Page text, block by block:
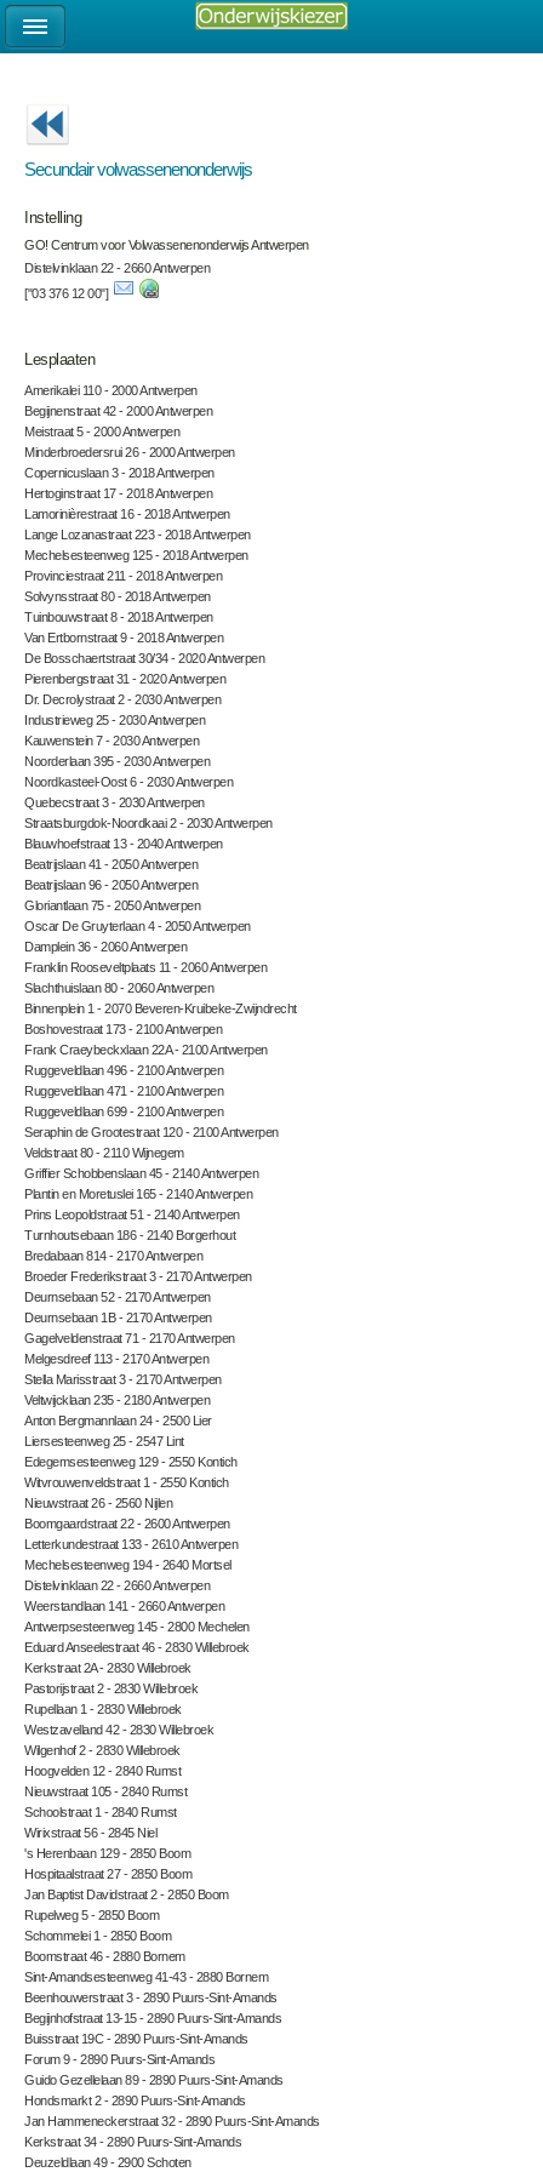
Secundair volwassenenonderwijs
Instelling
GO! Centrum voor Volwassenenonderwijs Antwerpen
Distelvinklaan 22 - 2660 Antwerpen
["03 376 12 00"]
Lesplaaten
Amerikalei 110 - 2000 Antwerpen
Begijnenstraat 42 - 2000 Antwerpen
Meistraat 5 - 2000 Antwerpen
Minderbroedersrui 26 - 2000 Antwerpen
Copernicuslaan 3 - 2018 Antwerpen
Hertoginstraat 17 - 2018 Antwerpen
Lamorinièrestraat 16 - 2018 Antwerpen
Lange Lozanastraat 223 - 2018 Antwerpen
Mechelsesteenweg 125 - 2018 Antwerpen
Provinciestraat 211 - 2018 Antwerpen
Solvynsstraat 80 - 2018 Antwerpen
Tuinbouwstraat 8 - 2018 Antwerpen
Van Ertbornstraat 9 - 2018 Antwerpen
De Bosschaertstraat 30/34 - 2020 Antwerpen
Pierenbergstraat 31 - 2020 Antwerpen
Dr. Decrolystraat 2 - 2030 Antwerpen
Industrieweg 25 - 2030 Antwerpen
Kauwenstein 7 - 2030 Antwerpen
Noorderlaan 395 - 2030 Antwerpen
Noordkasteel-Oost 6 - 2030 Antwerpen
Quebecstraat 3 - 2030 Antwerpen
Straatsburgdok-Noordkaai 2 - 2030 Antwerpen
Blauwhoefstraat 13 - 2040 Antwerpen
Beatrijslaan 41 - 2050 Antwerpen
Beatrijslaan 96 - 2050 Antwerpen
Gloriantlaan 75 - 2050 Antwerpen
Oscar De Gruyterlaan 4 - 2050 Antwerpen
Damplein 36 - 2060 Antwerpen
Franklin Rooseveltplaats 11 - 2060 Antwerpen
Slachthuislaan 80 - 2060 Antwerpen
Binnenplein 1 - 2070 Beveren-Kruibeke-Zwijndrecht
Boshovestraat 173 - 2100 Antwerpen
Frank Craeybeckxlaan 22A - 2100 Antwerpen
Ruggeveldlaan 496 - 2100 Antwerpen
Ruggeveldlaan 471 - 2100 Antwerpen
Ruggeveldlaan 699 - 2100 Antwerpen
Seraphin de Grootestraat 120 - 2100 Antwerpen
Veldstraat 80 - 2110 Wijnegem
Griffier Schobbenslaan 45 - 2140 Antwerpen
Plantin en Moretuslei 165 - 2140 Antwerpen
Prins Leopoldstraat 51 - 2140 Antwerpen
Turnhoutsebaan 186 - 2140 Borgerhout
Bredabaan 814 - 2170 Antwerpen
Broeder Frederikstraat 3 - 2170 Antwerpen
Deurnsebaan 52 - 2170 Antwerpen
Deurnsebaan 1B - 2170 Antwerpen
Gagelveldenstraat 71 - 2170 Antwerpen
Melgesdreef 113 - 2170 Antwerpen
Stella Marisstraat 3 - 2170 Antwerpen
Veltwijcklaan 235 - 2180 Antwerpen
Anton Bergmannlaan 24 - 2500 Lier
Liersesteenweg 25 - 2547 Lint
Edegemsesteenweg 129 - 2550 Kontich
Witvrouwenveldstraat 1 - 2550 Kontich
Nieuwstraat 26 - 2560 Nijlen
Boomgaardstraat 22 - 2600 Antwerpen
Letterkundestraat 133 - 2610 Antwerpen
Mechelsesteenweg 194 - 2640 Mortsel
Distelvinklaan 22 - 2660 Antwerpen
Weerstandlaan 141 - 2660 Antwerpen
Antwerpsesteenweg 145 - 2800 Mechelen
Eduard Anseelestraat 46 - 2830 Willebroek
Kerkstraat 2A - 2830 Willebroek
Pastorijstraat 2 - 2830 Willebroek
Rupellaan 1 - 2830 Willebroek
Westzavelland 42 - 2830 Willebroek
Wilgenhof 2 - 2830 Willebroek
Hoogvelden 12 - 2840 Rumst
Nieuwstraat 105 - 2840 Rumst
Schoolstraat 1 - 2840 Rumst
Wirixstraat 56 - 2845 Niel
's Herenbaan 129 - 2850 Boom
Hospitaalstraat 27 - 2850 Boom
Jan Baptist Davidstraat 2 - 2850 Boom
Rupelweg 5 - 2850 Boom
Schommelei 1 - 2850 Boom
Boomstraat 46 - 2880 Bornem
Sint-Amandsesteenweg 41-43 - 2880 Bornem
Beenhouwerstraat 3 - 2890 Puurs-Sint-Amands
Begijnhofstraat 13-15 - 2890 Puurs-Sint-Amands
Buisstraat 19C - 2890 Puurs-Sint-Amands
Forum 9 - 2890 Puurs-Sint-Amands
Guido Gezellelaan 89 - 2890 Puurs-Sint-Amands
Hondsmarkt 2 - 2890 Puurs-Sint-Amands
Jan Hammeneckerstraat 32 - 2890 Puurs-Sint-Amands
Kerkstraat 34 - 2890 Puurs-Sint-Amands
Deuzeldlaan 49 - 2900 Schoten